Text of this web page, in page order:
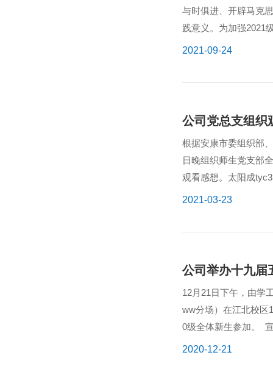
与时俱进、开辟马克
践意义。为加强2021
2021-09-24
公司党总支组织
根据安康市委组织部
日晚组织师生党支部
观看感想。太阳成
作为高校工作者...
2021-03-23
公司举办十九届
12月21日下午，由学
ww分场）在江北校区
0级全体新生参加。
远景目标、新发展格
2020-12-21